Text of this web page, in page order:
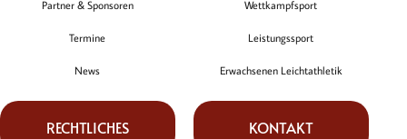
Partner & Sponsoren
Termine
News
Wettkampfsport
Leistungssport
Erwachsenen Leichtathletik
RECHTLICHES KONTAKT